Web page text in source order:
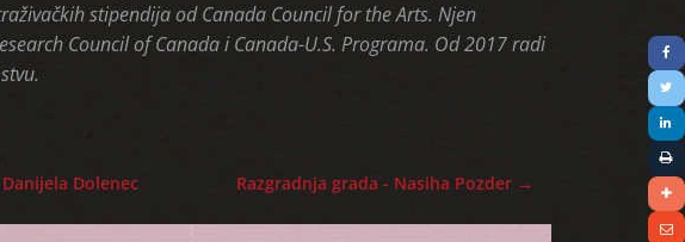
stipendija od Canada Council for the Arts. Njen
Council of Canada i Canada-U.S. Programa. Od 2017 radi
Dolenec Razgradnja grada - Nasiha Pozder →